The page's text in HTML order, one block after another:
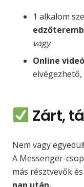
1 alkalom
vagy
Online
elvégezhető,
Zárt,
Nem vagy egyedül!
A Messenger-
más résztvevők